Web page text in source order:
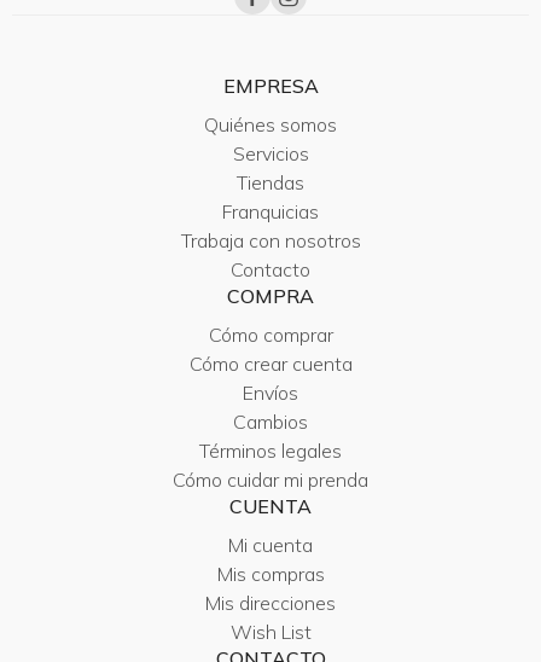
EMPRESA
Quiénes somos
Servicios
Tiendas
Franquicias
Trabaja con nosotros
Contacto
COMPRA
Cómo comprar
Cómo crear cuenta
Envíos
Cambios
Términos legales
Cómo cuidar mi prenda
CUENTA
Mi cuenta
Mis compras
Mis direcciones
Wish List